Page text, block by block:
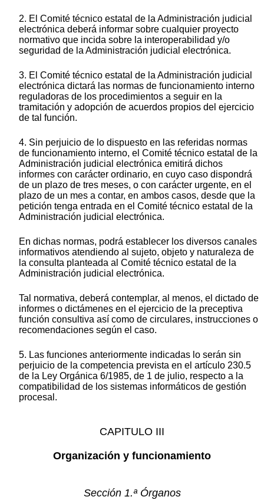
2. El Comité técnico estatal de la Administración judicial
electrónica deberá informar sobre cualquier proyecto
normativo que incida sobre la interoperabilidad y/o
seguridad de la Administración judicial electrónica.
3. El Comité técnico estatal de la Administración judicial
electrónica dictará las normas de funcionamiento interno
reguladoras de los procedimientos a seguir en la
tramitación y adopción de acuerdos propios del ejercicio
de tal función.
4. Sin perjuicio de lo dispuesto en las referidas normas
de funcionamiento interno, el Comité técnico estatal de la
Administración judicial electrónica emitirá dichos
informes con carácter ordinario, en cuyo caso dispondrá
de un plazo de tres meses, o con carácter urgente, en el
plazo de un mes a contar, en ambos casos, desde que la
petición tenga entrada en el Comité técnico estatal de la
Administración judicial electrónica.
En dichas normas, podrá establecer los diversos canales
informativos atendiendo al sujeto, objeto y naturaleza de
la consulta planteada al Comité técnico estatal de la
Administración judicial electrónica.
Tal normativa, deberá contemplar, al menos, el dictado de
informes o dictámenes en el ejercicio de la preceptiva
función consultiva así como de circulares, instrucciones o
recomendaciones según el caso.
5. Las funciones anteriormente indicadas lo serán sin
perjuicio de la competencia prevista en el artículo 230.5
de la Ley Orgánica 6/1985, de 1 de julio, respecto a la
compatibilidad de los sistemas informáticos de gestión
procesal.
CAPITULO III
Organización y funcionamiento
Sección 1.ª Órganos